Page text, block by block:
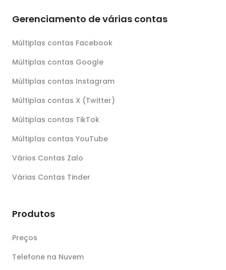
Gerenciamento de várias contas
Múltiplas contas Facebook
Múltiplas contas Google
Múltiplas contas Instagram
Múltiplas contas X (Twitter)
Múltiplas contas TikTok
Múltiplas contas YouTube
Vários Contas Zalo
Várias Contas Tinder
Produtos
Preços
Telefone na Nuvem